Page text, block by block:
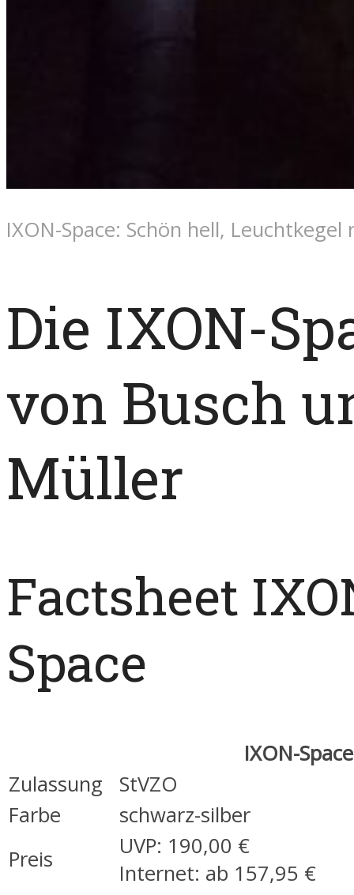
IXON-Space: Schön hell,
Die IXON-
von Busch
Müller
Factsheet
Space
IXON-Space
Zulassung
StVZO
Farbe
schwarz-silber
Preis
UVP: 190,00 €
Internet: ab 157,95 €